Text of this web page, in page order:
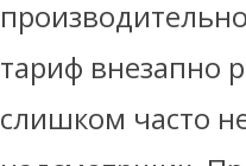
тариф внезапно
слишком часто